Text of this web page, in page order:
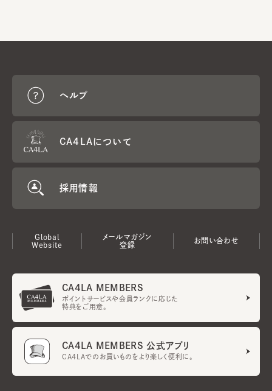
ヘルプ
CA4LAについて
採用情報
Global
Website
メールマガジン
登録
お問い合わせ
CA4LA MEMBERS
ポイントサービスや会員ランクに応じた
特典をご用意。
CA4LA MEMBERS 公式アプリ
CA4LAでのお買いものをより楽しく便利に。